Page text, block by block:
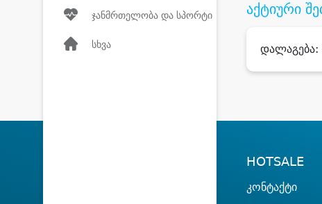
ჯანმრთელობა და სპორტი
სხვა
აქტიური
დალაგება:
HOTSALE
კონტაქტი